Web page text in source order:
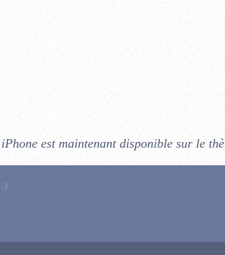
est maintenant disponible sur le